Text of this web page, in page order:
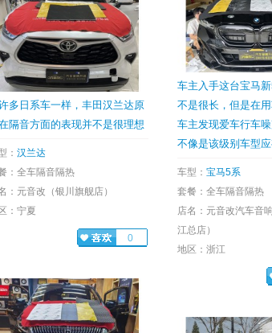
车主入手这台宝马
不是很长，但是在用
车主发现爱车行车
不像是该级别车型
车型： 宝马5系
套餐：全车隔音隔热
店名：元音改汽车音
江总店）
地区：浙江
多日系车一样，丰田汉兰达原
隔音方面的表现并不是很理想
： 汉兰达
：全车隔音隔热
：元音改（银川旗舰店）
：宁夏
0